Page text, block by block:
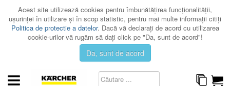
Acest site utilizează cookies pentru îmbunătăţirea funcţionalităţii,
uşurinţei în utilizare şi în scop statistic, pentru mai multe informaţii citiţi
Politica de protectie a datelor. Dacă vă declaraţi de acord cu utilizarea
cookie-urilor vă rugăm să daţi click pe "Da, sunt de acord"!
Da, sunt de acord